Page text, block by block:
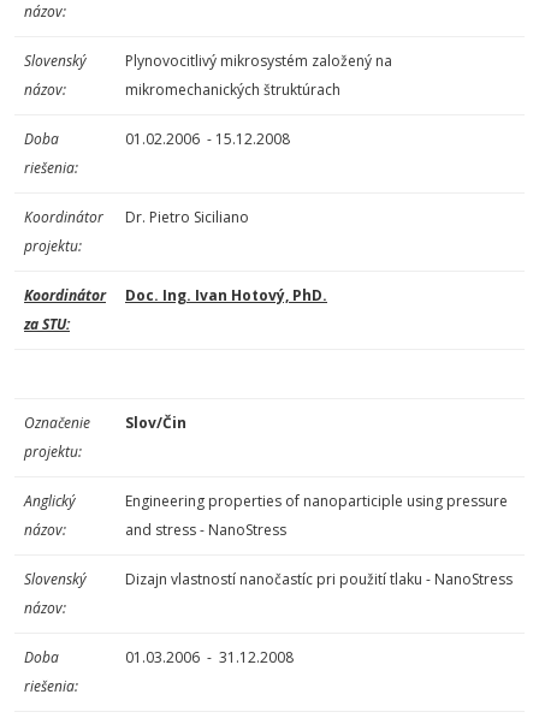
názov:
Slovenský
názov:
Plynovocitlivý mikrosystém založený na
mikromechanických štruktúrach
Doba
riešenia:
01.02.2006 - 15.12.2008
Koordinátor
projektu:
Dr. Pietro Siciliano
Koordinátor
za STU:
Doc. Ing. Ivan Hotový, PhD.
Označenie
projektu:
Slov/Čin
Anglický
názov:
Engineering properties of nanoparticiple using pressure
and stress - NanoStress
Slovenský
názov:
Dizajn vlastností nanočastíc pri použití tlaku - NanoStress
Doba
riešenia:
01.03.2006 - 31.12.2008